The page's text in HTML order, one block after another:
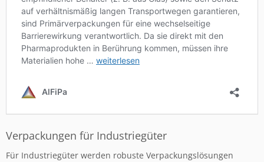
Verpackungen für Industriegüter
Für Industriegüter werden robuste Verpackungslösungen